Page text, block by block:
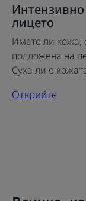
Интензивно
възстановяване
на
лицето
лицето
Имате ли кожа,
подложена на
Суха ли е
Открийте